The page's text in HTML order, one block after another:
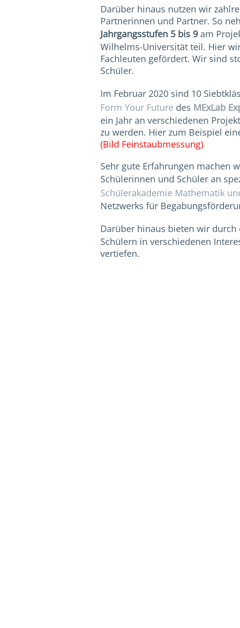
Darüber hinaus nutzen wir
Partnerinnen und Partner. So
Jahrgangsstufen 5 bis 9 am
Wilhelms-Universität teil. Hier
Fachleuten gefördert. Wir sind
Schüler.
Im Februar 2020 sind 10
Form Your Future des MExLab
ein Jahr an verschiedenen
zu werden. Hier zum Beispiel
(Bild Feinstaubmessung)
Sehr gute Erfahrungen machen
Schülerinnen und Schüler an
Schülerakademie Mathematik
Netzwerks für
Darüber hinaus bieten wir durch
Schülern in verschiedenen
vertiefen.